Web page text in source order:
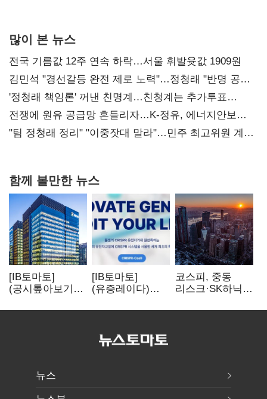
많이 본 뉴스
전국 기름값 12주 연속 하락…서울 휘발윳값 1909원
김민석 "경선갈등 완전 제로 노력"…정청래 "반명 공세
사과부터"
'정청래 책임론' 꺼낸 친명계…친청계는 추가투표
때리기
전쟁에 원유 공급망 흔들리자…K-정유, 에너지안보
핵심으로 재부상
"팀 정청래 정리" "이중잣대 말라"…민주 최고위원 계파
함께 볼만한 뉴스
[IB토마토]
(공시톺아보기)
바로 매출로
[IB토마토]
(유증레이다)
3분의 1 토막…
비용부터 챙긴다
코스피, 중동
리스크·SK하닉
뒷걸음
뉴스